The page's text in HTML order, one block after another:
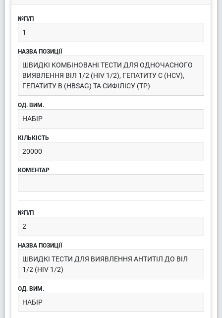
1
ШВИДКІ КОМБІНОВАНІ ТЕСТИ ДЛЯ ОДНОЧАСНОГО
ВИЯВЛЕННЯ ВІЛ 1/2 (HIV 1/2), ГЕПАТИТУ С (HCV),
ГЕПАТИТУ В (HBSAG) ТА СИФІЛІСУ (TP)
НАБІР
20000
2
ШВИДКІ ТЕСТИ ДЛЯ ВИЯВЛЕННЯ АНТИТІЛ ДО ВІЛ
1/2 (HIV 1/2)
НАБІР